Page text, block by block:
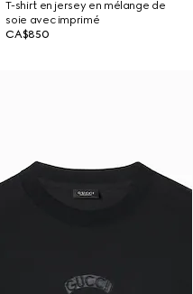
T-shirt en jersey en mélange de
soie avec imprimé
CA$850